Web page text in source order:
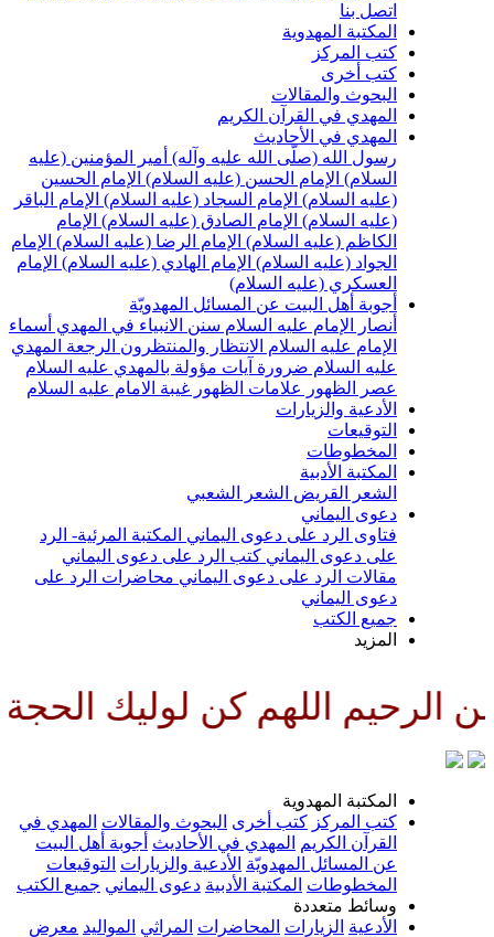
المهدوية
والمقالات
في القرآن الكريم
في الأحاديث
الله (صلّى الله عليه وآله) أمير المؤمنين (عليه
الإمام الحسن (عليه السلام) الإمام الحسين
الإمام السجاد (عليه السلام) الإمام الباقر
الإمام الصادق (عليه السلام) الإمام
(عليه السلام) الإمام الرضا (عليه السلام) الإمام
(عليه السلام) الإمام الهادي (عليه السلام) الإمام
(عليه السلام)
أهل البيت عن المسائل المهدويّة
الإمام عليه السلامسنن الانبياء في المهديأسماء
عليه السلامالانتظار والمنتظرونالرجعةالمهدي
السلام ضرورة آيات مؤولة بالمهدي عليه السلام
علامات الظهورغيبة الامام عليه السلام
والزيارات
الأدبية
الشعر الشعبي
اليماني
الرد على دعوى اليماني المكتبة المرئية- الرد
دعوى اليماني كتب الرد على دعوى اليماني
الرد على دعوى اليماني محاضرات الرد على
كن لوليك الحجة بن
المهدوية
كتب أخرى البحوث والمقالات المهدي في
المهدي في الأحاديث أجوبة أهل البيت
المسائل المهدويّة الأدعية والزيارات التوقيعات
المكتبة الأدبية دعوى اليماني جميع الكتب
متعددة
الزيارات المحاضرات المراثي المواليد معرض